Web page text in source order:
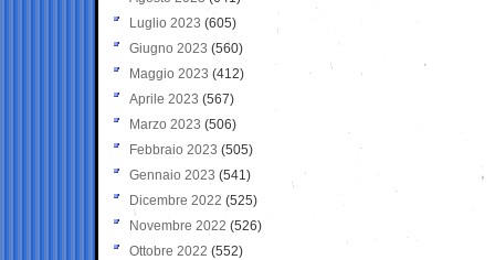
Luglio 2023 (605)
Giugno 2023 (560)
Maggio 2023 (412)
Aprile 2023 (567)
Marzo 2023 (506)
Febbraio 2023 (505)
Gennaio 2023 (541)
Dicembre 2022 (525)
Novembre 2022 (526)
Ottobre 2022 (552)